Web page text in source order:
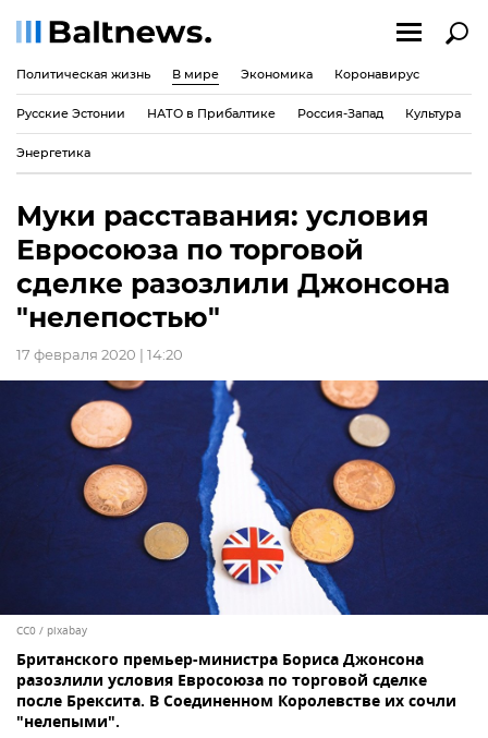
Политическая жизнь В мире Экономика Коронавирус
Русские Эстонии НАТО в Прибалтике Россия-Запад Культура
Энергетика
Муки расставания: условия
Евросоюза по торговой
сделке разозлили Джонсона
"нелепостью"
17 февраля 2020 | 14:20
CC0 / pixabay
Британского премьер-министра Бориса Джонсона
разозлили условия Евросоюза по торговой сделке
после Брексита. В Соединенном Королевстве их сочли
"нелепыми".